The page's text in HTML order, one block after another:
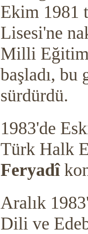
Ekim 1981
Lisesi'ne
Milli Eğitim
başladı, bu
sürdürdü.
1983'de
Türk Halk
Feryadî
Aralık
Dili ve